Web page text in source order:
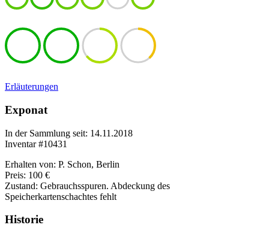
Erläuterungen
Exponat
In der Sammlung seit: 14.11.2018
Inventar #10431
Erhalten von: P. Schon, Berlin
Preis: 100 €
Zustand: Gebrauchsspuren. Abdeckung des
Speicherkartenschachtes fehlt
Historie